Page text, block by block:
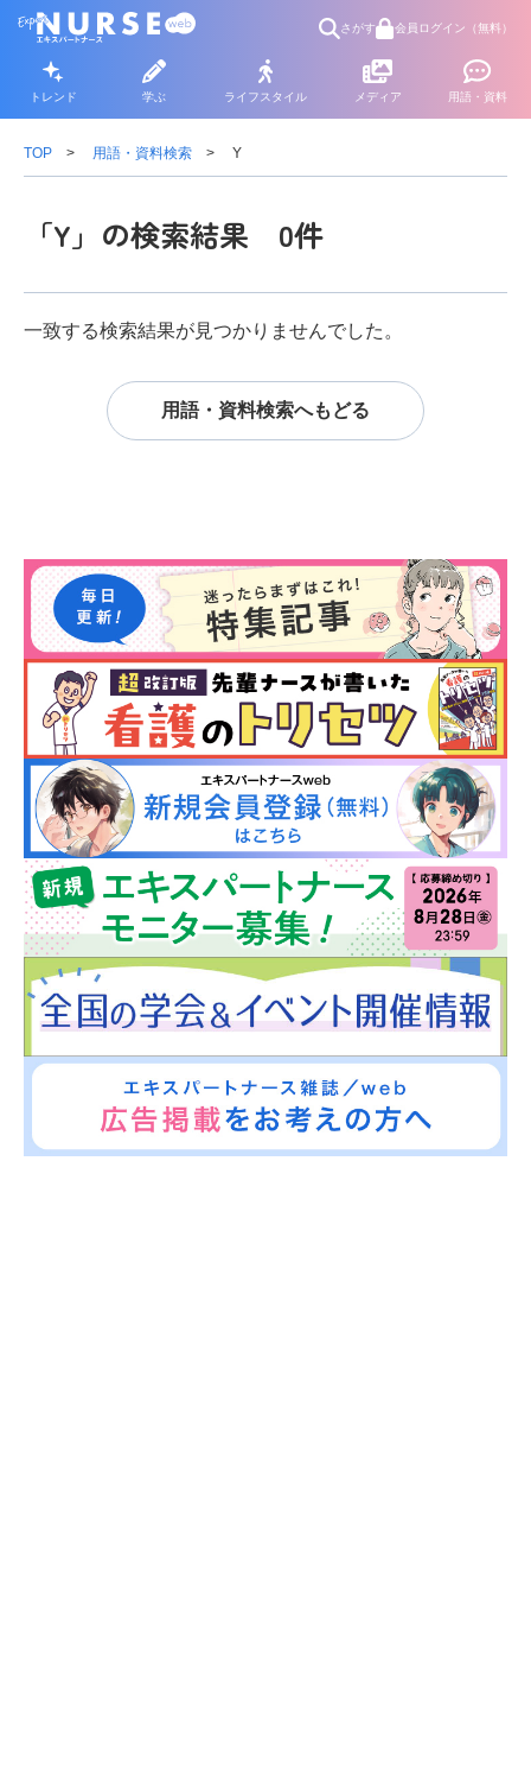
さがす 会員ログイン（無料）
トレンド 学ぶ ライフスタイル メディア 用語・資料
TOP 用語・資料検索 Y
「Y」の検索結果 0件
一致する検索結果が見つかりませんでした。
用語・資料検索へもどる